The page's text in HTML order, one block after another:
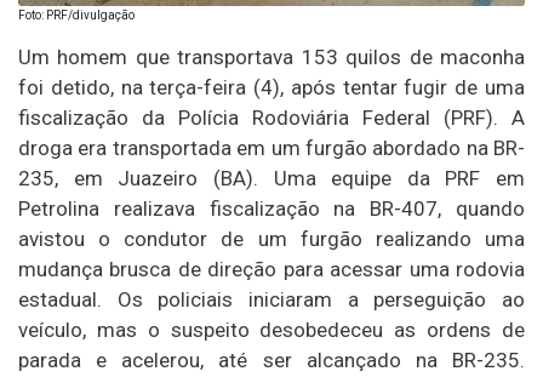
Foto: PRF/divulgação
Um homem que transportava 153 quilos de maconha
foi detido, na terça-feira (4), após tentar fugir de uma
fiscalização da Polícia Rodoviária Federal (PRF). A
droga era transportada em um furgão abordado na BR-
235, em Juazeiro (BA). Uma equipe da PRF em
Petrolina realizava fiscalização na BR-407, quando
avistou o condutor de um furgão realizando uma
mudança brusca de direção para acessar uma rodovia
estadual. Os policiais iniciaram a perseguição ao
veículo, mas o suspeito desobedeceu as ordens de
parada e acelerou, até ser alcançado na BR-235.